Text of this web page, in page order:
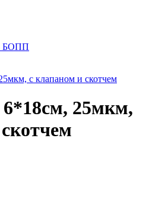
БОПП
с клапаном и скотчем
25мкм,